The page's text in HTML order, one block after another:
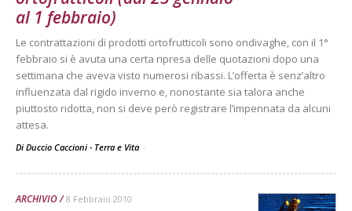
al 1 febbraio)
Le contrattazioni di prodotti ortofrutticoli sono ondivaghe, con il 1°
febbraio si è avuta una certa ripresa delle quotazioni dopo una
settimana che aveva visto numerosi ribassi. L’offerta è senz’altro
influenzata dal rigido inverno e, nonostante sia talora anche
piuttosto ridotta, non si deve però registrare l’impennata da alcuni
attesa.
Di Duccio Caccioni - Terra e Vita -
ARCHIVIO 8 Febbraio 2010